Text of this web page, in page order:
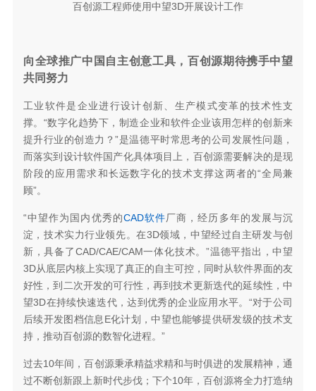
百创源工程师使用中望3D开展设计工作
向全球推广中国自主创意工具，百创源期待携手中望
共同努力
工业软件是企业进行设计创新、生产模式变革的技术性支
撑。“数字化趋势下，制造企业和软件企业该用怎样的创新来
提升行业的创造力？”是温德平时常思考的公司发展性问题，
而落实到设计软件国产化具体项目上，百创源需要解决的是现
阶段的应用需求和长远数字化的技术支撑这两者的“全局兼
顾”。
“中望作为国内优秀的CAD软件厂商，经历多年的发展与沉
淀，技术实力行业领先。在3D领域，中望经过自主研发与创
新，具备了CAD/CAE/CAM一体化技术。”温德平指出，中望
3D从底层内核上实现了真正的自主可控，同时从软件界面的友
好性，到二次开发的可行性，再到技术更新迭代的延续性，中
望3D在持续快速迭代，达到优秀的企业应用水平。“对于公司
后续开发图档信息E化计划，中望也能够提供研发级的技术支
持，推动百创源的数智化进程。”
过去10年间，百创源秉承精益求精和与时俱进的发展精神，通
过不断创新跟上新时代步伐；下个10年，百创源将全力打造纳